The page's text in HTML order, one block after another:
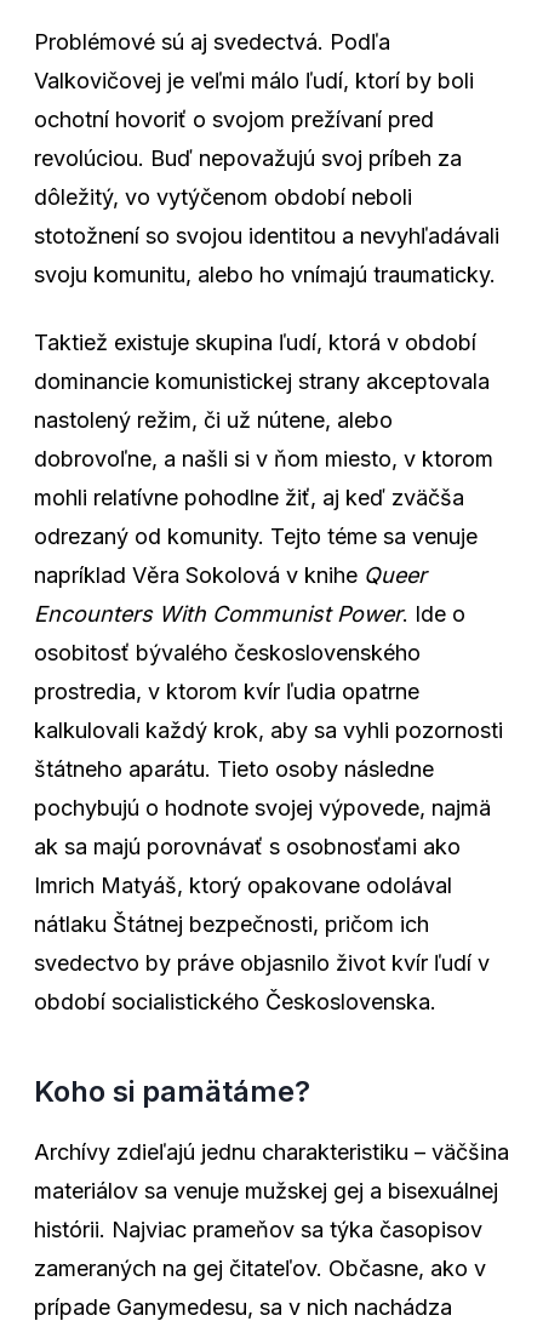
Problémové sú aj svedectvá. Podľa
Valkovičovej je veľmi málo ľudí, ktorí by boli
ochotní hovoriť o svojom prežívaní pred
revolúciou. Buď nepovažujú svoj príbeh za
dôležitý, vo vytýčenom období neboli
stotožnení so svojou identitou a nevyhľadávali
svoju komunitu, alebo ho vnímajú traumaticky.
Taktiež existuje skupina ľudí, ktorá v období
dominancie komunistickej strany akceptovala
nastolený režim, či už nútene, alebo
dobrovoľne, a našli si v ňom miesto, v ktorom
mohli relatívne pohodlne žiť, aj keď zväčša
odrezaný od komunity. Tejto téme sa venuje
napríklad Věra Sokolová v knihe Queer
Encounters With Communist Power. Ide o
osobitosť bývalého československého
prostredia, v ktorom kvír ľudia opatrne
kalkulovali každý krok, aby sa vyhli pozornosti
štátneho aparátu. Tieto osoby následne
pochybujú o hodnote svojej výpovede, najmä
ak sa majú porovnávať s osobnosťami ako
Imrich Matyáš, ktorý opakovane odolával
nátlaku Štátnej bezpečnosti, pričom ich
svedectvo by práve objasnilo život kvír ľudí v
období socialistického Československa.
Koho si pamätáme?
Archívy zdieľajú jednu charakteristiku – väčšina
materiálov sa venuje mužskej gej a bisexuálnej
histórii. Najviac prameňov sa týka časopisov
zameraných na gej čitateľov. Občasne, ako v
prípade Ganymedesu, sa v nich nachádza